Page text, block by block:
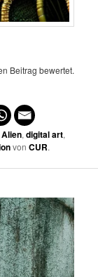
Beitrag bewertet.
Alien,digital art,
vonCUR.